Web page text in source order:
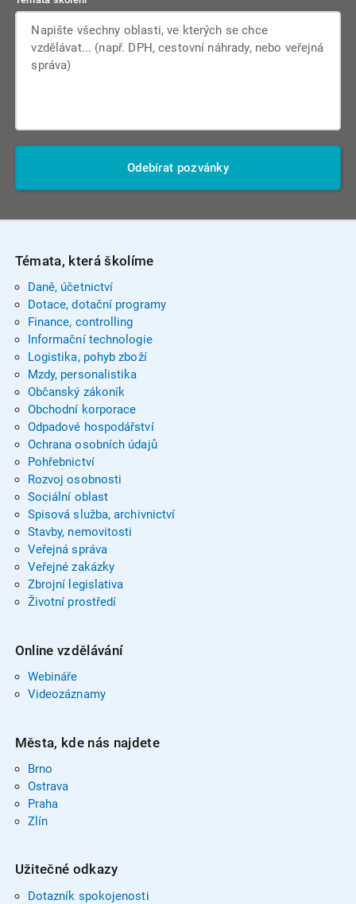
Odebírat pozvánky
Témata, která školíme
Daně, účetnictví
Dotace, dotační programy
Finance, controlling
Informační technologie
Logistika, pohyb zboží
Mzdy, personalistika
Občanský zákoník
Obchodní korporace
Odpadové hospodářství
Ochrana osobních údajů
Pohřebnictví
Rozvoj osobnosti
Sociální oblast
Spisová služba, archivnictví
Stavby, nemovitosti
Veřejná správa
Veřejné zakázky
Zbrojní legislativa
Životní prostředí
Online vzdělávání
Webináře
Videozáznamy
Města, kde nás najdete
Brno
Ostrava
Praha
Zlín
Užitečné odkazy
Dotazník spokojenosti